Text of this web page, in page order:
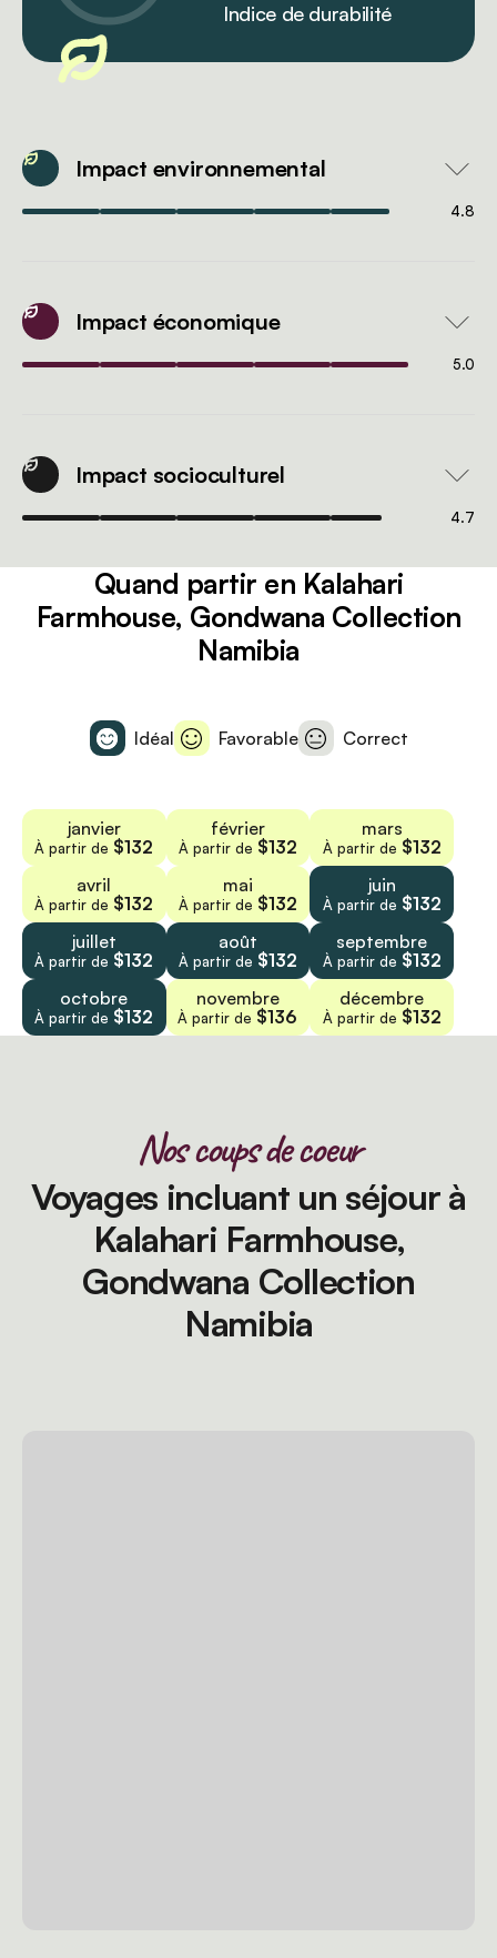
Indice de durabilité
Impact environnemental
4.8
Impact économique
5.0
Impact socioculturel
4.7
Quand partir en Kalahari
Farmhouse, Gondwana Collection
Namibia
Idéal Favorable Correct
janvier
À partir de $132
février
À partir de $132
mars
À partir de $132
avril
À partir de $132
mai
À partir de $132
juin
À partir de $132
juillet
À partir de $132
août
À partir de $132
septembre
À partir de $132
octobre
À partir de $132
novembre
À partir de $136
décembre
À partir de $132
Nos coups de coeur
Voyages incluant un séjour à
Kalahari Farmhouse,
Gondwana Collection
Namibia